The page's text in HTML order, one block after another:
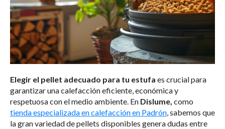
Elegir el pellet adecuado para tu estufa es crucial para
garantizar una calefacción eficiente, económica y
respetuosa con el medio ambiente. En Dislume, como
tienda especializada en calefacción en Padrón, sabemos que
la gran variedad de pellets disponibles genera dudas entre